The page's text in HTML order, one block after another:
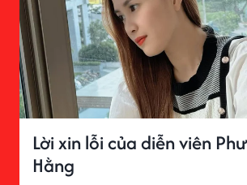
Lời xin lỗi của diễn viên
Hằng